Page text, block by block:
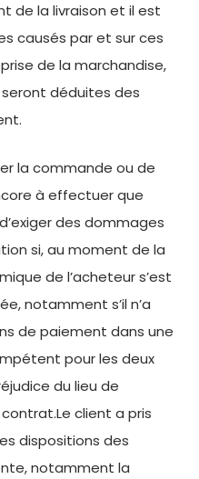
de la livraison et il est
causés par et sur ces
de la marchandise,
déduites des
la commande ou de
à effectuer que
des dommages
si, au moment de la
de l’acheteur s’est
notamment s’il n’a
de paiement dans une
pour les deux
du lieu de
client a pris
dispositions des
notamment la